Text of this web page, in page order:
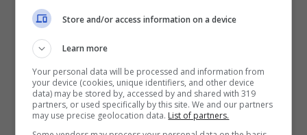
che la responsabilità sia rivendicata in base
a diritto contrattuale, diritto civile (negligenza
e diffamazione comprese), responsabilità
indipendente dal danno, ferimento di
garanzie o altro fondamento legale.
Store and/or access information on a device
Learn more
Your personal data will be processed and information from
your device (cookies, unique identifiers, and other device
data) may be stored by, accessed by and shared with 319
partners, or used specifically by this site. We and our partners
may use precise geolocation data. List of partners.